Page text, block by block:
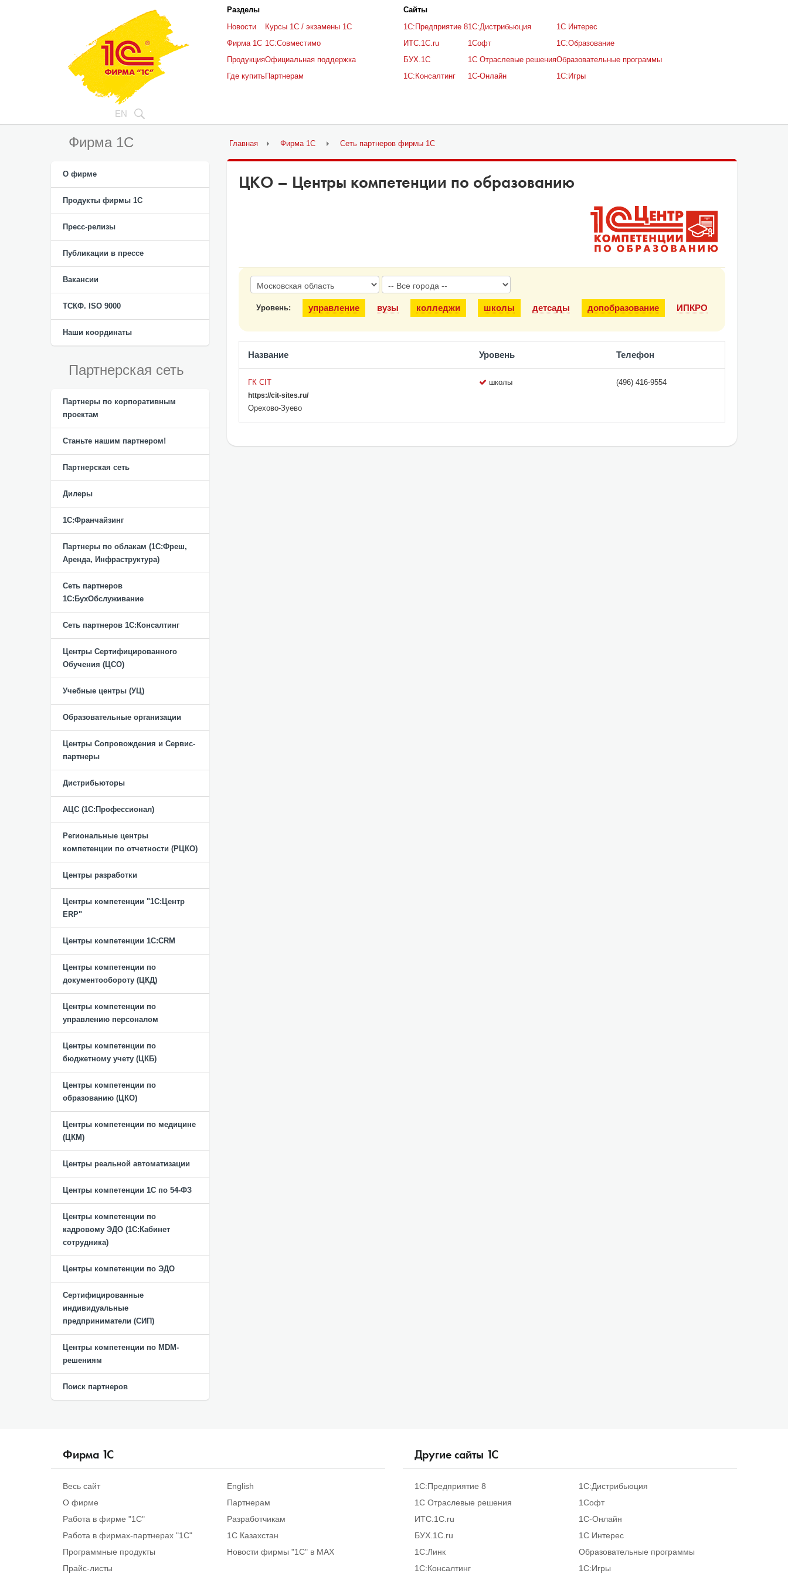
EN
Разделы
Новости
Фирма 1С
Продукция
Где купить
Курсы 1С / экзамены 1С
1С:Совместимо
Официальная поддержка
Партнерам
Cайты
1С:Предприятие 8
ИТС.1C.ru
БУХ.1С
1С:Консалтинг
1С:Дистрибьюция
1Софт
1С Отраслевые решения
1С-Онлайн
1С Интерес
1С:Образование
Образовательные программы
1С:Игры
Фирма 1С
О фирме
Продукты фирмы 1C
Пресс-релизы
Публикации в прессе
Вакансии
ТСКФ. ISO 9000
Наши координаты
Партнерская сеть
Партнеры по корпоративным
проектам
Станьте нашим партнером!
Партнерская сеть
Дилеры
1С:Франчайзинг
Партнеры по облакам (1С:Фреш,
Аренда, Инфраструктура)
Сеть партнеров
1С:БухОбслуживание
Сеть партнеров 1С:Консалтинг
Центры Сертифицированного
Обучения (ЦСО)
Учебные центры (УЦ)
Образовательные организации
Центры Сопровождения и Сервис-
партнеры
Дистрибьюторы
АЦС (1С:Профессионал)
Региональные центры
компетенции по отчетности (РЦКО)
Центры разработки
Центры компетенции "1С:Центр
ERP"
Центры компетенции 1C:CRM
Центры компетенции по
документообороту (ЦКД)
Центры компетенции по
управлению персоналом
Центры компетенции по
бюджетному учету (ЦКБ)
Центры компетенции по
образованию (ЦКО)
Центры компетенции по медицине
(ЦКМ)
Центры реальной автоматизации
Центры компетенции 1С по 54-ФЗ
Центры компетенции по
кадровому ЭДО (1С:Кабинет
сотрудника)
Центры компетенции по ЭДО
Сертифицированные
индивидуальные
предприниматели (СИП)
Центры компетенции по MDM-
решениям
Поиск партнеров
Главная Фирма 1С Сеть партнеров фирмы 1С
ЦКО – Центры компетенции по образованию
Уровень: управление вузы колледжи школы детсады допобразование ИПКРО
Название Уровень Телефон
ГК CIT
https://cit-sites.ru/
Орехово-Зуево
школы (496) 416-9554
Фирма 1С
Весь сайт
О фирме
Работа в фирме "1С"
Работа в фирмах-партнерах "1С"
Программные продукты
Прайс-листы
English
Партнерам
Разработчикам
1С Казахстан
Новости фирмы "1С" в MAX
Другие сайты 1С
1С:Предприятие 8
1С Отраслевые решения
ИТС.1C.ru
БУХ.1С.ru
1С:Линк
1С:Консалтинг
1С:Дистрибьюция
1Софт
1С-Онлайн
1С Интерес
Образовательные программы
1С:Игры